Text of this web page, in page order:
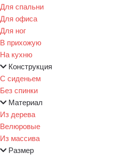
Для спальни
Для офиса
Для ног
В прихожую
На кухню
Конструкция
С сиденьем
Без спинки
Материал
Из дерева
Велюровые
Из массива
Размер